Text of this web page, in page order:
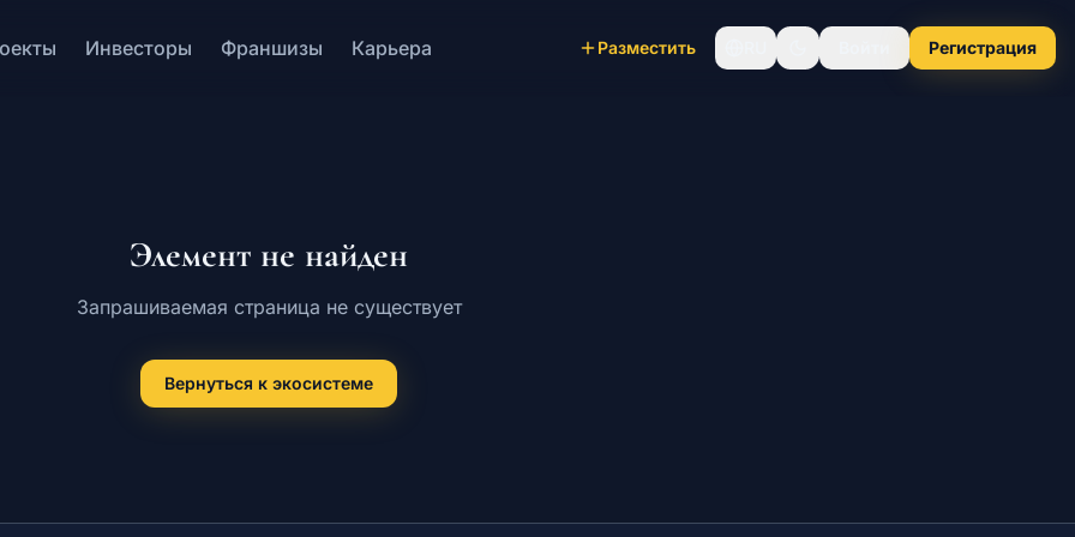
Инвесторы Франшизы Карьера Разместить Регистрация
Элемент не найден
Запрашиваемая страница не существует
Вернуться к экосистеме